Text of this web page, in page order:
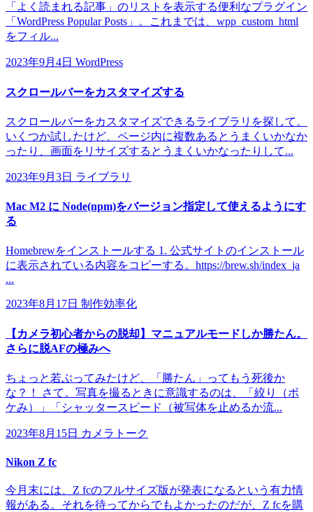
「よく読まれる記事」のリストを表示する便利なプラグイン
「WordPress Popular Posts」。これまでは、wpp_custom_html
をフィル...
2023年9月4日 WordPress
スクロールバーをカスタマイズする
スクロールバーをカスタマイズできるライブラリを探して。
いくつか試したけど、ページ内に複数あるとうまくいかなか
ったり、画面をリサイズするとうまくいかなったりして...
2023年9月3日 ライブラリ
Mac M2 に Node(npm)をバージョン指定して使えるようにす
る
Homebrewをインストールする 1. 公式サイトのインストール
に表示されている内容をコピーする。https://brew.sh/index_ja
...
2023年8月17日 制作効率化
【カメラ初心者からの脱却】マニュアルモードしか勝たん。
さらに脱AFの極みへ
ちょっと若ぶってみたけど、「勝たん」ってもう死後か
な？！ さて。写真を撮るときに意識するのは、「絞り（ボ
ケみ）」「シャッタースピード（被写体を止めるか流...
2023年8月15日 カメラトーク
Nikon Z fc
今月末には、Z fcのフルサイズ版が発表になるという有力情
報がある。それを待ってからでもよかったのだが、Z fcを購